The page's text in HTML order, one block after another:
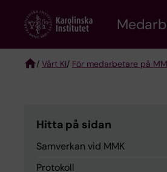
content
/ Vårt KI/ För medarbetare på
Hitta på sidan
Samverkan vid MMK
Protokoll